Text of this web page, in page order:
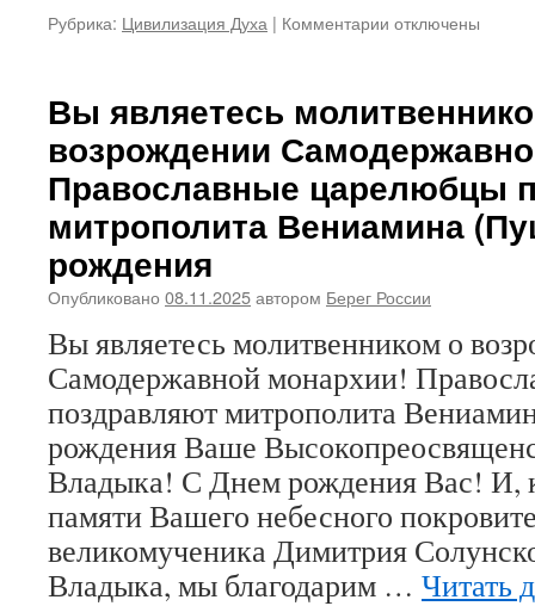
Рубрика: Цивилизация Духа | Комментарии к
славяне,
Бога
прогневлять!
Духовное
поэтическое
обращение
митрополита
(Пушкаря)
отключены
Вы являетесь
возрождении
Православные царелюбцы
митрополита Вениамина
рождения
Опубликовано 08.11.2025автором Берег России
Вы являетесь молитвенником о
Самодержавной монархии!
поздравляют митрополита
рождения Ваше
Владыка! С Днем рождения Вас! И,
памяти Вашего небесного
великомученика Димитрия
Владыка, мы благодарим … Читать